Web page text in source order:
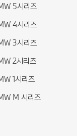
5시리즈
4시리즈
3시리즈
2시리즈
1시리즈
M 시리즈